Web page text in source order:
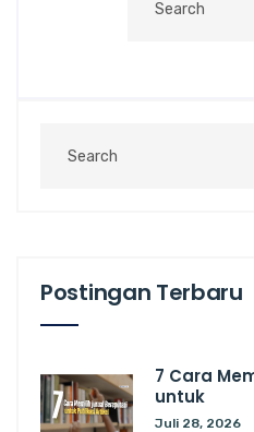
Postingan Terbaru
7 Cara
untuk
Juli 28, 2026